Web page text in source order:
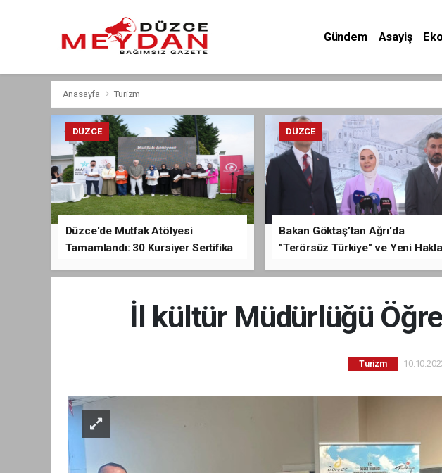
Gündem Asayiş
Anasayfa Turizm
DÜZCE
Düzce'de Mutfak Atölyesi
Tamamlandı: 30 Kursiyer Sertifika
DÜZCE
Bakan Göktaş’tan Ağrı'da
"Terörsüz Türkiye" ve Yeni
İl kültür Müdürlüğü
Turizm